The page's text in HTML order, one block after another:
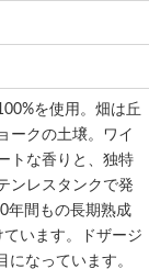
を使用。畑は丘
ークの土壌。ワイ
トな香りと、独特
ンレスタンクで発
年間もの長期熟成
います。ドザージ
になっています。